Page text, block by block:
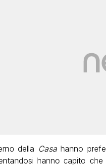
della Casahanno
hanno capito